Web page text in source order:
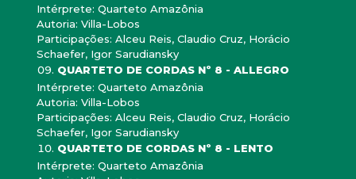
Intérprete: Quarteto Amazônia
Autoria: Villa-Lobos
Participações: Alceu Reis, Claudio Cruz, Horácio
Schaefer, Igor Sarudiansky
QUARTETO DE CORDAS Nº 8 - ALLEGRO
Intérprete: Quarteto Amazônia
Autoria: Villa-Lobos
Participações: Alceu Reis, Claudio Cruz, Horácio
Schaefer, Igor Sarudiansky
QUARTETO DE CORDAS Nº 8 - LENTO
Intérprete: Quarteto Amazônia